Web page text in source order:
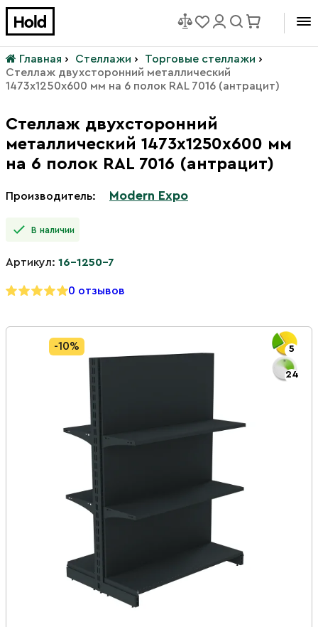
Главная › Стеллажи › Торговые стеллажи ›
Стеллаж двухсторонний металлический
1473х1250х600 мм на 6 полок RAL 7016 (антрацит)
Стеллаж двухсторонний
металлический 1473х1250х600 мм
на 6 полок RAL 7016 (антрацит)
Производитель: Modern Expo
В наличии
Артикул: 16-1250-7
0 отзывов
-10% 5
24